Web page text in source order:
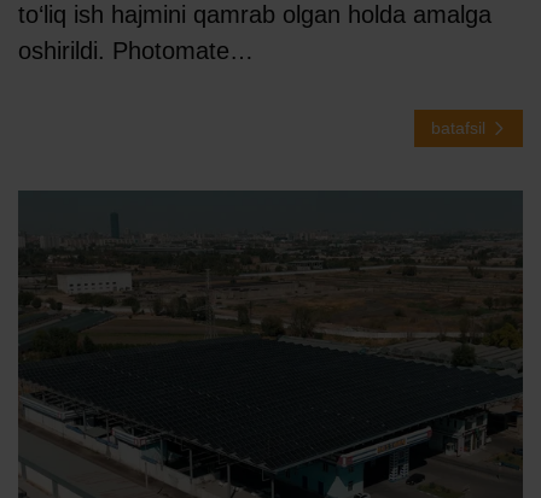
to‘liq ish hajmini qamrab olgan holda amalga
oshirildi. Photomate…
batafsil